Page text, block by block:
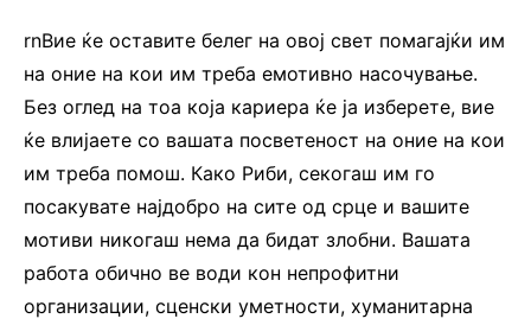
rnВие ќе оставите белег на овој свет помагајќи им
на оние на кои им треба емотивно насочување.
Без оглед на тоа која кариера ќе ја изберете, вие
ќе влијаете со вашата посветеност на оние на кои
им треба помош. Како Риби, секогаш им го
посакувате најдобро на сите од срце и вашите
мотиви никогаш нема да бидат злобни. Вашата
работа обично ве води кон непрофитни
организации, сценски уметности, хуманитарна